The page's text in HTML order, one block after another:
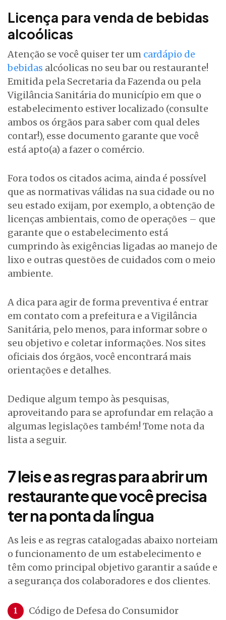
Licença para venda de bebidas
alcoólicas
Atenção se você quiser ter um cardápio de
bebidas alcóolicas no seu bar ou restaurante!
Emitida pela Secretaria da Fazenda ou pela
Vigilância Sanitária do município em que o
estabelecimento estiver localizado (consulte
ambos os órgãos para saber com qual deles
contar!), esse documento garante que você
está apto(a) a fazer o comércio.
Fora todos os citados acima, ainda é possível
que as normativas válidas na sua cidade ou no
seu estado exijam, por exemplo, a obtenção de
licenças ambientais, como de operações – que
garante que o estabelecimento está
cumprindo às exigências ligadas ao manejo de
lixo e outras questões de cuidados com o meio
ambiente.
A dica para agir de forma preventiva é entrar
em contato com a prefeitura e a Vigilância
Sanitária, pelo menos, para informar sobre o
seu objetivo e coletar informações. Nos sites
oficiais dos órgãos, você encontrará mais
orientações e detalhes.
Dedique algum tempo às pesquisas,
aproveitando para se aprofundar em relação a
algumas legislações também! Tome nota da
lista a seguir.
7 leis e as regras para abrir um
restaurante que você precisa
ter na ponta da língua
As leis e as regras catalogadas abaixo norteiam
o funcionamento de um estabelecimento e
têm como principal objetivo garantir a saúde e
a segurança dos colaboradores e dos clientes.
Código de Defesa do Consumidor